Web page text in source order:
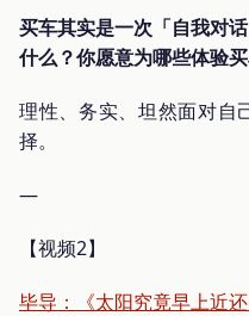
买车其实是一次「自我对
什么？你愿意为哪些体验
理性、务实、坦然面对自
择。
—
【视频2】
毕导：《太阳究竟早上近